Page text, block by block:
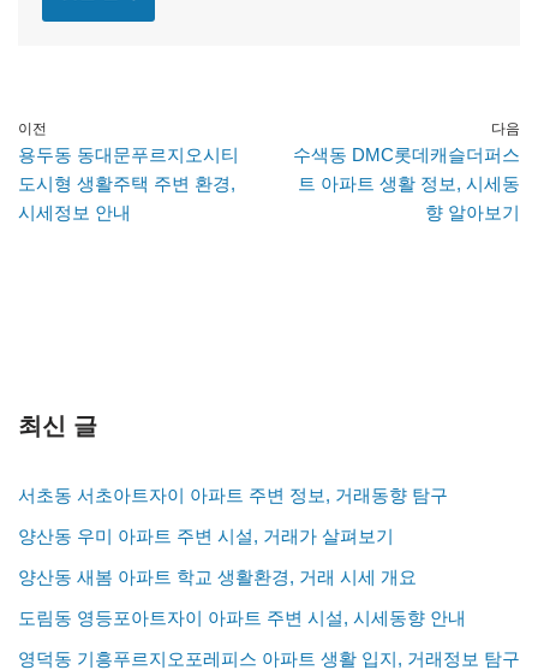
이전
용두동 동대문푸르지오시티
도시형 생활주택 주변 환경,
시세정보 안내
다음
수색동 DMC롯데캐슬더퍼스
트 아파트 생활 정보, 시세동
향 알아보기
최신 글
서초동 서초아트자이 아파트 주변 정보, 거래동향 탐구
양산동 우미 아파트 주변 시설, 거래가 살펴보기
양산동 새봄 아파트 학교 생활환경, 거래 시세 개요
도림동 영등포아트자이 아파트 주변 시설, 시세동향 안내
영덕동 기흥푸르지오포레피스 아파트 생활 입지, 거래정보 탐구